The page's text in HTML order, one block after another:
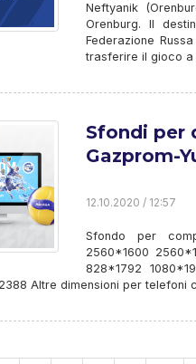
Neftyanik
Orenburg. Il
Federazione
trasferire il gioco a
Sfondi per
Gazprom-
12.10.2020 / 12:57
Sfondo per
2560*1600
828*1792
Altre dimensioni per